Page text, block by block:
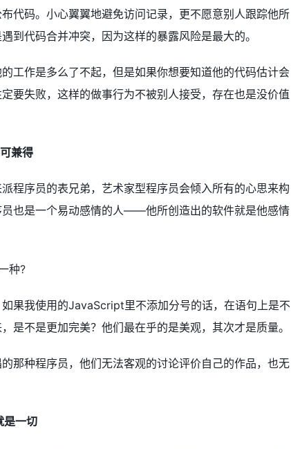
代码。小心翼翼地避免访问记录，更不愿意别人跟踪他所
到代码合并冲突，因为这样的暴露风险是最大的。
工作是多么了不起，但是如果你想要知道他的代码估计会
要失败，这样的做事行为不被别人接受，存在也是没价值
兼得
程序员的表兄弟，艺术家型程序员会倾入所有的心思来构
也是一个易动感情的人——他所创造出的软件就是他感情
果我使用的JavaScript里不添加分号的话，在语句上是不
是不是更加完美？他们最在乎的是美观，其次才是质量。
那种程序员，他们无法客观的讨论评价自己的作品，也无
是一切